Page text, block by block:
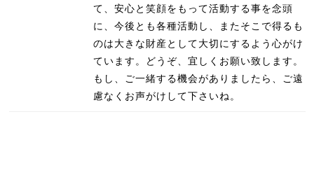
て、安心と笑顔をもって活動する事を念頭
に、今後とも各種活動し、またそこで得るも
のは大きな財産として大切にするよう心がけ
ています。どうぞ、宜しくお願い致します。
もし、ご一緒する機会がありましたら、ご遠
慮なくお声がけして下さいね。